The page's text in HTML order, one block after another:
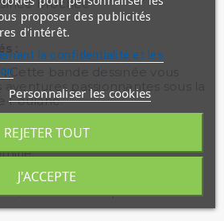
brochée
:
:Cette bande dessinée vous
aventures passionnantes sous la
Foulane.
:Préparez-vous à rire aux éclats
comiques et les glissades
Les illustrations détaillées
créant une expérience
proposer des publicités
d'intérêt.
la confidentialité et les
Personnaliser les cookies
REJETER TOUT
J'ACCEPTE